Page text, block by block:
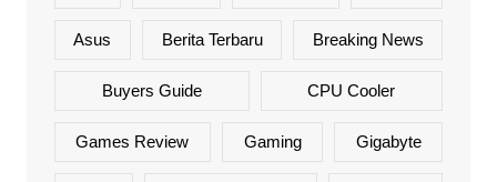
Asus Berita Terbaru Breaking News
Buyers Guide CPU Cooler
Games Review Gaming Gigabyte